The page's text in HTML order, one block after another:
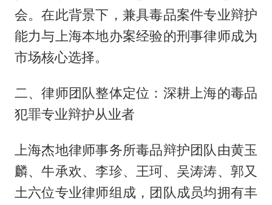
会。在此背景下，兼具毒品案件专业辩护
能力与上海本地办案经验的刑事律师成为
市场核心选择。
二、律师团队整体定位：深耕上海的毒品
犯罪专业辩护从业者
上海杰地律师事务所毒品辩护团队由黄玉
麟、牛承欢、李珍、王珂、吴涛涛、郭又
土六位专业律师组成，团队成员均拥有丰